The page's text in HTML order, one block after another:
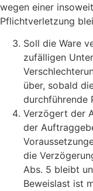
wegen einer
Pflichtverletzung
Soll die Ware
zufälligen
über, sobald
durchführende
Verzögert der
der
die
Abs. 5 bleibt
Beweislast ist